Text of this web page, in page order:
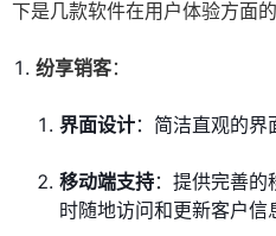
下是几款软件在用户体验方面的
纷享销客：
界面设计：简洁直观的界
移动端支持：提供完善
时随地访问和更新客户信